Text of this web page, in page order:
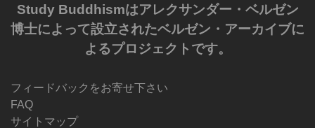
Study Buddhismはアレクサンダー・ベルゼン
博士によって設立されたベルゼン・アーカイブに
よるプロジェクトです。
フィードバックをお寄せ下さい
FAQ
サイトマップ